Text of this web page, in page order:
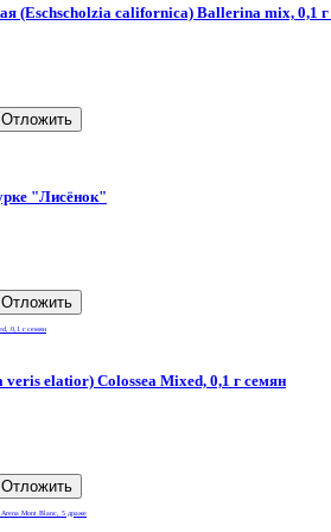
(Eschscholzia californica) Ballerina mix, 0,1 г
Отложить
"Лисёнок"
Отложить
elatior) Colossea Mixed, 0,1 г семян
Отложить